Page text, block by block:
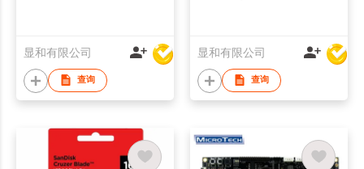
显和有限公司
查询
显和有限公司
查询